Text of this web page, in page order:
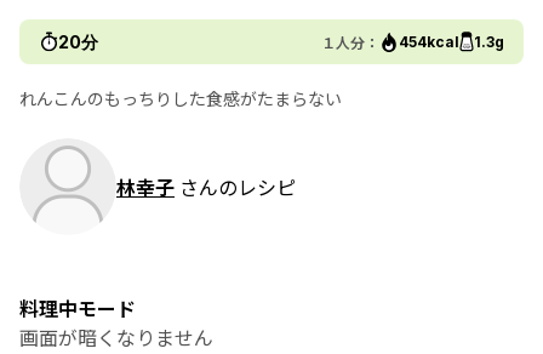
20分 １人分： 454kcal 1.3g
れんこんのもっちりした食感がたまらない
林幸子 さんのレシピ
料理中モード
画面が暗くなりません